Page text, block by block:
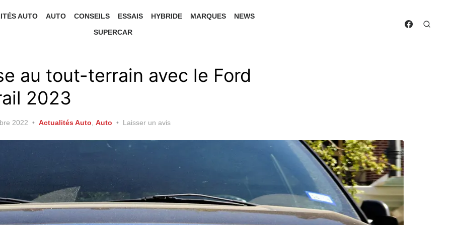
AUTO AUTO CONSEILS ESSAIS HYBRIDE MARQUES
NEWS
SUPERCAR
au tout-terrain avec le Ford
2023
2022 Actualités Auto Auto Laisser un avis